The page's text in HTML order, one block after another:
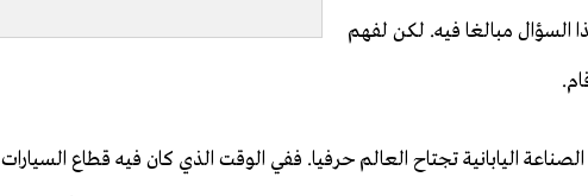
السؤال مبالغا فيه. لكن لفهم
اليابانية تجتاح العالم حرفيا. ففي الوقت الذي كان فيه قطاع السيارات